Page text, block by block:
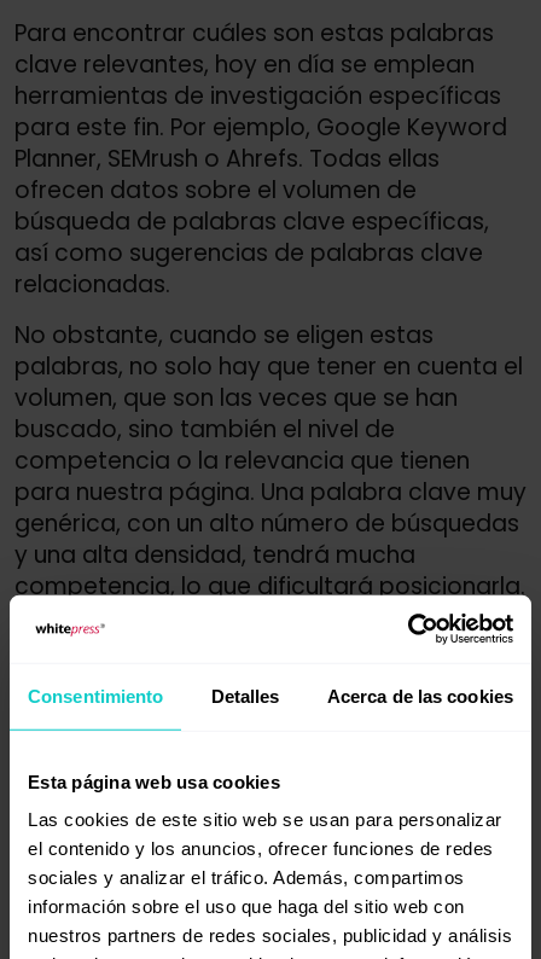
Consentimiento Detalles Acerca de las cookies
Esta página web usa cookies
Las cookies de este sitio web se usan para personalizar
el contenido y los anuncios, ofrecer funciones de redes
sociales y analizar el tráfico. Además, compartimos
información sobre el uso que haga del sitio web con
nuestros partners de redes sociales, publicidad y análisis
Para encontrar cuáles son estas palabras
clave relevantes, hoy en día se emplean
herramientas de investigación específicas
para este fin. Por ejemplo, Google Keyword
Planner, SEMrush o Ahrefs. Todas ellas
ofrecen datos sobre el volumen de
búsqueda de palabras clave específicas,
así como sugerencias de palabras clave
relacionadas.
No obstante, cuando se eligen estas
palabras, no solo hay que tener en cuenta el
volumen, que son las veces que se han
buscado, sino también el nivel de
competencia o la relevancia que tienen
para nuestra página. Una palabra clave muy
genérica, con un alto número de búsquedas
y una alta densidad, tendrá mucha
competencia, lo que dificultará posicionarla.
Además, tampoco se garantiza que las
visitas que llegan se ajusten al perfil objetivo
Aquí entra en juego la intención de
seleccionadas. Algunas palabras clave
indican una intención informativa, es decir, el
usuario busca información o explicaciones
sobre productos, servicios o términos, pero
sin un interés directo en comprar. Otras
palabras clave pueden indicar una intención